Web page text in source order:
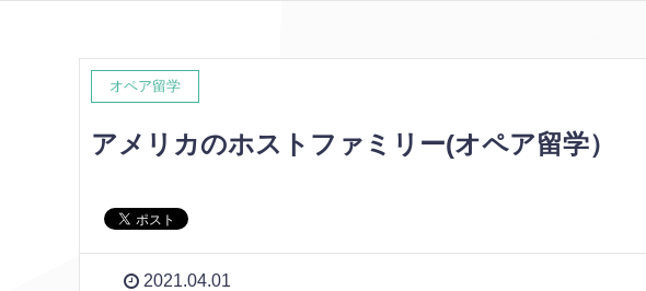
オペア留学
アメリカのホストファミリー(オペア留学）
2021.04.01